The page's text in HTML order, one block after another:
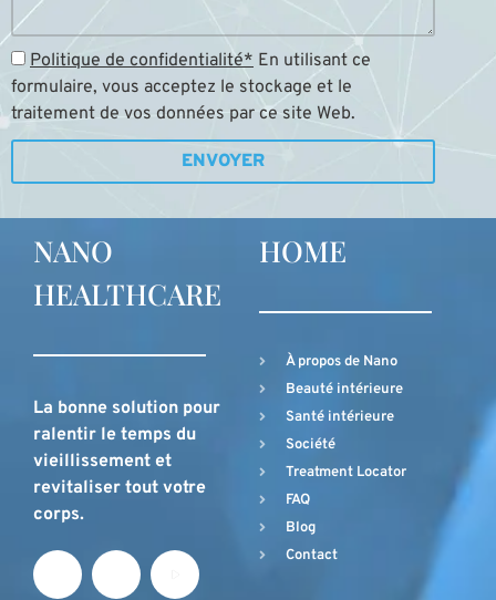
Politique de confidentialité* En utilisant ce
formulaire, vous acceptez le stockage et le
traitement de vos données par ce site Web.
ENVOYER
NANO
HEALTHCARE
La bonne solution pour
ralentir le temps du
vieillissement et
revitaliser tout votre
corps.
HOME
À propos de Nano
Beauté intérieure
Santé intérieure
Société
Treatment Locator
FAQ
Blog
Contact